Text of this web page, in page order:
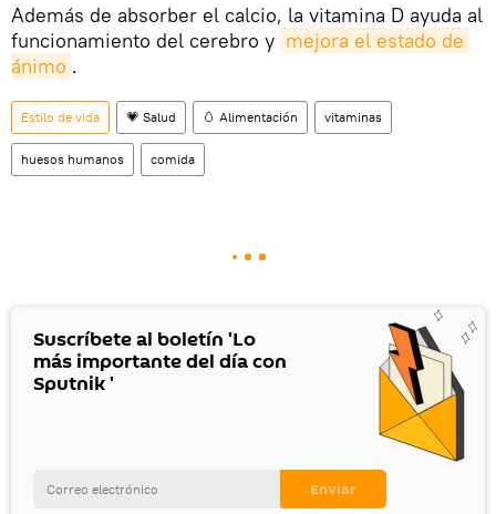
Además de absorber el calcio, la vitamina D ayuda al
funcionamiento del cerebro y mejora el estado de
ánimo .
Estilo de vida 💗 Salud 🥚 Alimentación vitaminas
huesos humanos comida
Suscríbete al boletín 'Lo
más importante del día con
Sputnik '